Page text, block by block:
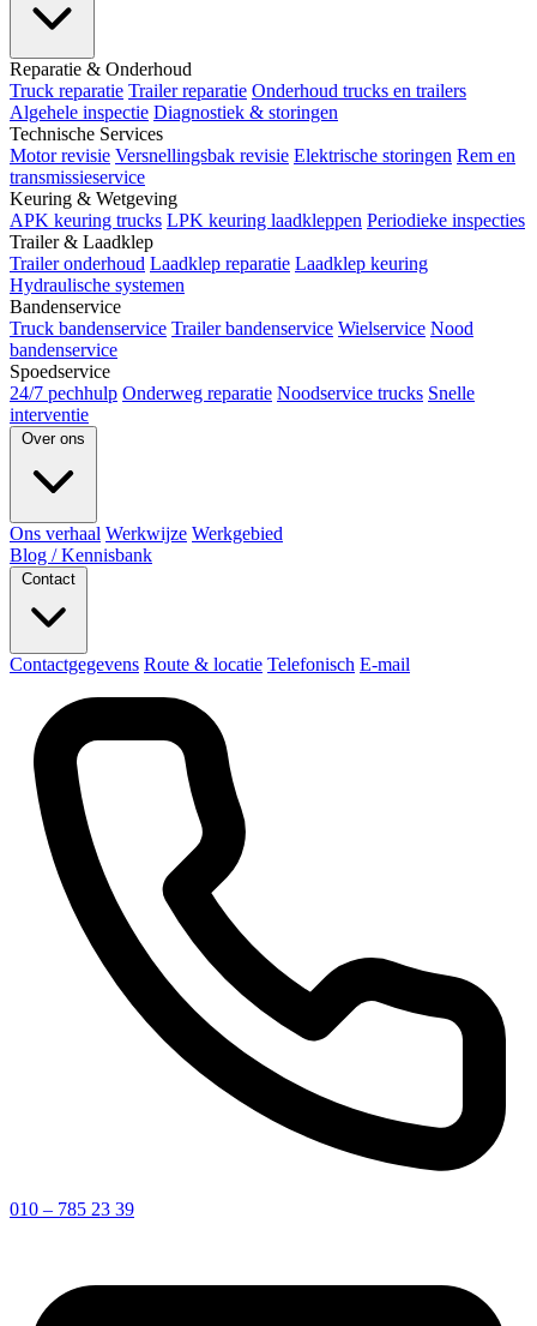
Reparatie & Onderhoud
Truck reparatie Trailer reparatie Onderhoud trucks en trailers
Algehele inspectie Diagnostiek & storingen
Technische Services
Motor revisie Versnellingsbak revisie Elektrische storingen Rem en
transmissieservice
Keuring & Wetgeving
APK keuring trucks LPK keuring laadkleppen Periodieke inspecties
Trailer & Laadklep
Trailer onderhoud Laadklep reparatie Laadklep keuring
Hydraulische systemen
Bandenservice
Truck bandenservice Trailer bandenservice Wielservice Nood
bandenservice
Spoedservice
24/7 pechhulp Onderweg reparatie Noodservice trucks Snelle
interventie
Ons verhaal Werkwijze Werkgebied
Blog / Kennisbank
Contactgegevens Route & locatie Telefonisch E-mail
010 – 785 23 39